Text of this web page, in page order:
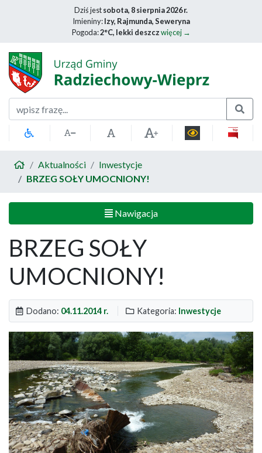
Dziś jestsobota, 8 sierpnia 2026 r.
Imieniny:Izy, Rajmunda, Seweryna
Pogoda:2°C, lekki deszczwięcej →
Szukaj
Aktualności
Inwestycje
BRZEG SOŁY UMOCNIONY!
Nawigacja
BRZEG SOŁY
UMOCNIONY!
Dodano: 04.11.2014 r. Kategoria: Inwestycje